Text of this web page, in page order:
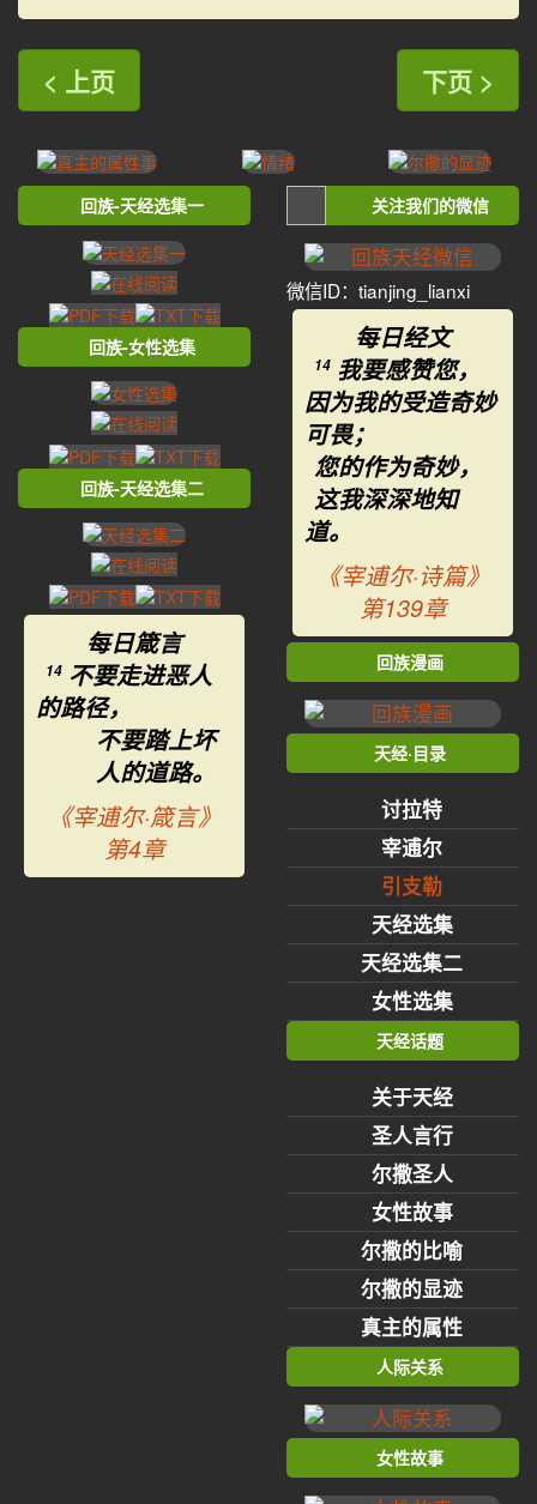
< 上页 下页 >
回族-天经选集一
回族-女性选集
回族-天经选集二
每日箴言
14 不要走进恶人
的路径，
不要踏上坏
人的道路。
《宰逋尔·箴言》
第4章
关注我们的微信
微信ID：tianjing_lianxi
每日经文
14 我要感赞您，
因为我的受造奇妙
可畏；
您的作为奇妙，
这我深深地知
道。
《宰逋尔·诗篇》
第139章
回族漫画
天经·目录
讨拉特
宰逋尔
引支勒
天经选集
天经选集二
女性选集
天经话题
关于天经
圣人言行
尔撒圣人
女性故事
尔撒的比喻
尔撒的显迹
真主的属性
人际关系
女性故事